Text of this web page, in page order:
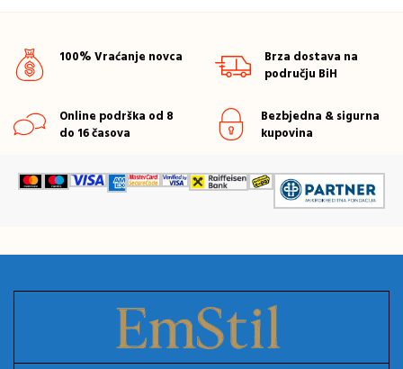
100% Vraćanje novca
Brza dostava na
području BiH
Online podrška od 8
do 16 časova
Bezbjedna & sigurna
kupovina